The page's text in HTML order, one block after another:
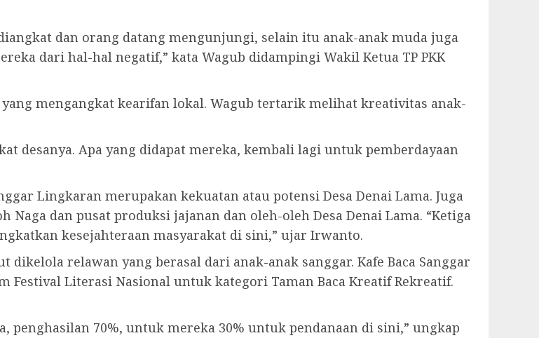
dan orang datang mengunjungi, selain itu anak-anak muda juga
dari hal-hal negatif,” kata Wagub didampingi Wakil Ketua TP PKK
mengangkat kearifan lokal. Wagub tertarik melihat kreativitas anak-
desanya. Apa yang didapat mereka, kembali lagi untuk pemberdayaan
Lingkaran merupakan kekuatan atau potensi Desa Denai Lama. Juga
dan pusat produksi jajanan dan oleh-oleh Desa Denai Lama. “Ketiga
kesejahteraan masyarakat di sini,” ujar Irwanto.
dikelola relawan yang berasal dari anak-anak sanggar. Kafe Baca Sanggar
Literasi Nasional untuk kategori Taman Baca Kreatif Rekreatif.
penghasilan 70%, untuk mereka 30% untuk pendanaan di sini,” ungkap